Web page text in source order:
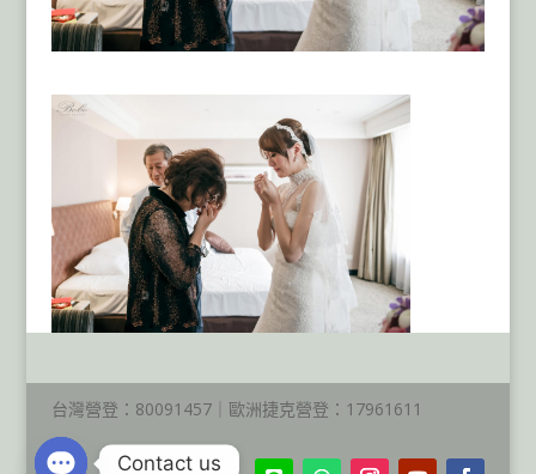
台灣營登：80091457｜歐洲捷克營登：17961611
Contact us